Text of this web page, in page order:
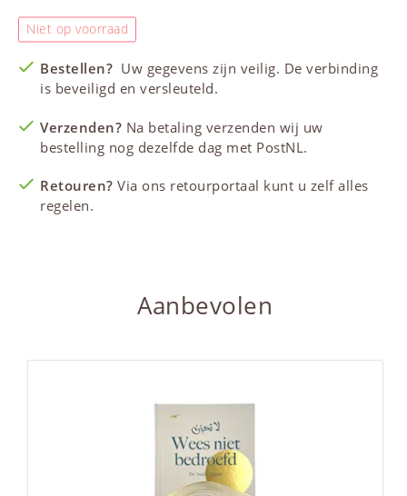
Niet op voorraad
Bestellen? Uw gegevens zijn veilig. De verbinding
is beveiligd en versleuteld.
Verzenden? Na betaling verzenden wij uw
bestelling nog dezelfde dag met PostNL.
Retouren? Via ons retourportaal kunt u zelf alles
regelen.
Aanbevolen